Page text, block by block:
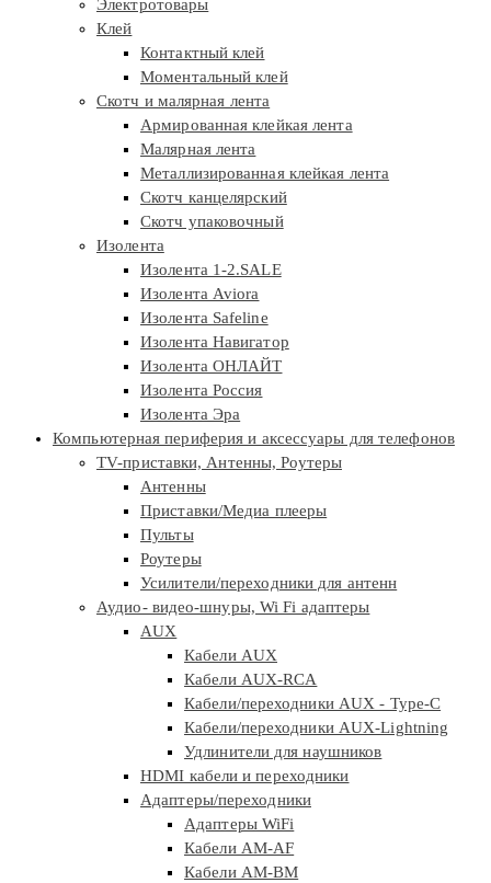
Электротовары
Клей
Контактный клей
Моментальный клей
Скотч и малярная лента
Армированная клейкая лента
Малярная лента
Металлизированная клейкая лента
Скотч канцелярский
Скотч упаковочный
Изолента
Изолента 1-2.SALE
Изолента Aviora
Изолента Safeline
Изолента Навигатор
Изолента ОНЛАЙТ
Изолента Россия
Изолента Эра
Компьютерная периферия и аксессуары для телефонов
TV-приставки, Антенны, Роутеры
Антенны
Приставки/Медиа плееры
Пульты
Роутеры
Усилители/переходники для антенн
Аудио- видео-шнуры, Wi Fi адаптеры
AUX
Кабели AUX
Кабели AUX-RCA
Кабели/переходники AUX - Type-C
Кабели/переходники AUX-Lightning
Удлинители для наушников
HDMI кабели и переходники
Адаптеры/переходники
Адаптеры WiFi
Кабели AM-AF
Кабели AM-BM